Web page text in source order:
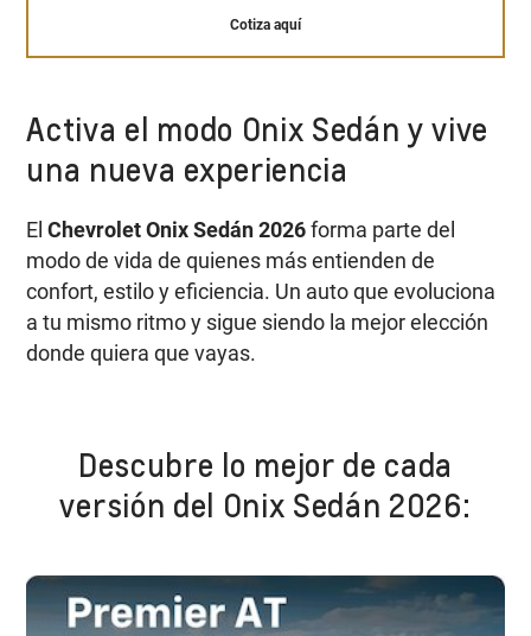
Cotiza aquí
Activa el modo Onix Sedán y vive
una nueva experiencia
El Chevrolet Onix Sedán 2026forma parte del
modo de vida de quienes más entienden de
confort, estilo y eficiencia. Un auto que evoluciona
a tu mismo ritmo y sigue siendo la mejor elección
donde quiera que vayas.
Descubre lo mejor de cada
versión del Onix Sedán 2026: